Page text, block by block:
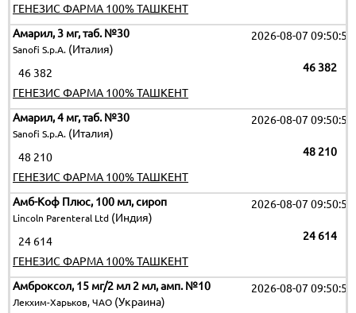
ГЕНЕЗИС ФАРМА 100% ТАШКЕНТ
Амарил, 3 мг, таб. №30
Sanofi S.p.A. (Италия)
2026-08-07 09:50:51
46 382
46 382
ГЕНЕЗИС ФАРМА 100% ТАШКЕНТ
Амарил, 4 мг, таб. №30
Sanofi S.p.A. (Италия)
2026-08-07 09:50:51
48 210
48 210
ГЕНЕЗИС ФАРМА 100% ТАШКЕНТ
Амб-Коф Плюс, 100 мл, сироп
Lincoln Parenteral Ltd (Индия)
2026-08-07 09:50:51
24 614
24 614
ГЕНЕЗИС ФАРМА 100% ТАШКЕНТ
Амброксол, 15 мг/2 мл 2 мл, амп. №10
Лекхим-Харьков, ЧАО (Украина)
2026-08-07 09:50:51